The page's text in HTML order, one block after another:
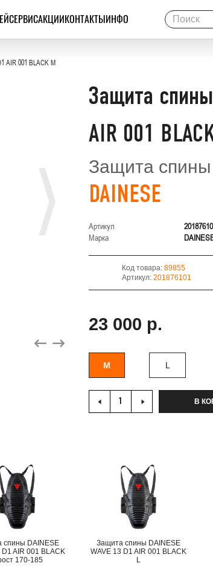
СЕРВИСАКЦИИКОНТАКТЫИНФО
AIR 001 BLACK M
Защита спины
AIR 001
Защита спины
DAINESE
Артикул
Марка
Код товара: 89855
Артикул: 201876101
23 000 р.
M L
В
спины DAINESE
D1 AIR 001 BLACK
170-185
Защита спины DAINESE
WAVE 13 D1 AIR 001 BLACK
L